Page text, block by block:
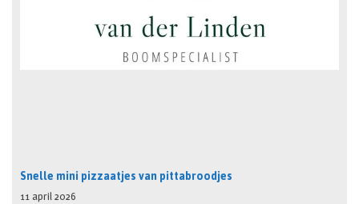
Snelle mini pizzaatjes van pittabroodjes
11 april 2026